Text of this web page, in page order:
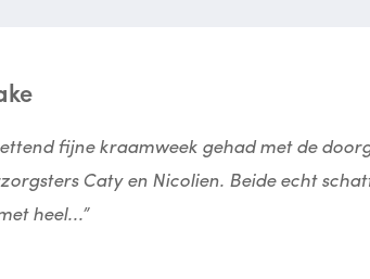
fijne kraamweek gehad met de
Caty en Nicolien. Beide echt
heel...”